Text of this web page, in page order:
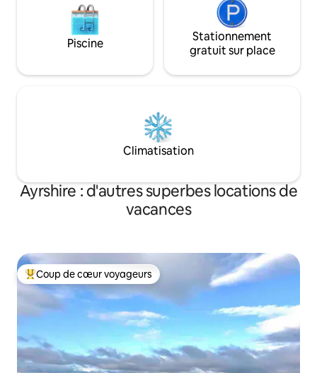
Piscine
Stationnement
gratuit sur place
Climatisation
Ayrshire : d'autres superbes locations de
vacances
Coups de cœur voyageurs les plus appréciés
Coup de cœur voyageurs